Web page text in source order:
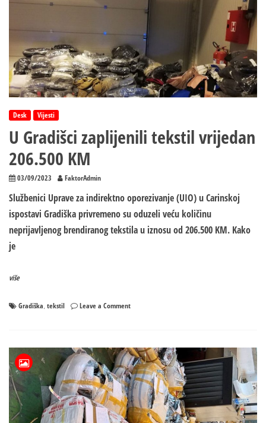
Desk Vijesti
U Gradišci zaplijenili tekstil vrijedan
206.500 KM
03/09/2023 FaktorAdmin
Službenici Uprave za indirektno oporezivanje (UIO) u Carinskoj
ispostavi Gradiška privremeno su oduzeli veću količinu
neprijavljenog brendiranog tekstila u iznosu od 206.500 KM. Kako
je
više
Gradiška, tekstil Leave a Commenton
tekstil
vrijedan
206.500
KM